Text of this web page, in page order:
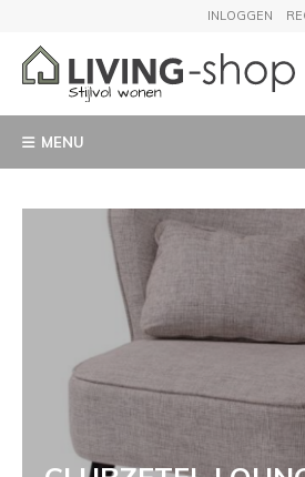
INLOGGEN
MENU